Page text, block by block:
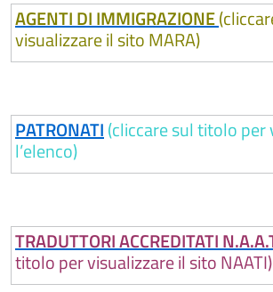
AGENTI DI IMMIGRAZIONE
visualizzare il sito MARA)
PATRONATI(cliccare sul titolo per
l’elenco)
TRADUTTORI ACCREDITATI
titolo per visualizzare il sito NAATI)